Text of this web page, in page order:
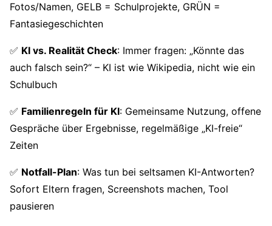
Fotos/Namen, GELB = Schulprojekte, GRÜN =
Fantasiegeschichten
✅ KI vs. Realität Check: Immer fragen: „Könnte das
auch falsch sein?“ – KI ist wie Wikipedia, nicht wie ein
Schulbuch
✅ Familienregeln für KI: Gemeinsame Nutzung, offene
Gespräche über Ergebnisse, regelmäßige „KI-freie“
Zeiten
✅ Notfall-Plan: Was tun bei seltsamen KI-Antworten?
Sofort Eltern fragen, Screenshots machen, Tool
pausieren